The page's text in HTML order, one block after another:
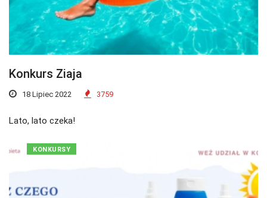
Konkurs Ziaja
18 Lipiec 2022 3759
Lato, lato czeka!
KONKURSY